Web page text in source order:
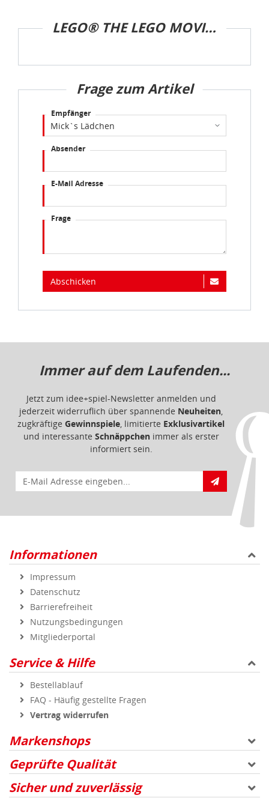
LEGO® THE LEGO MOVIE™ 2
Frage zum Artikel
Empfänger
Absender
E-Mail Adresse
Frage
Abschicken
Immer auf dem Laufenden...
Jetzt zum idee+spiel-Newsletter anmelden und
jederzeit widerruflich über spannende Neuheiten,
zugkräftige Gewinnspiele, limitierte Exklusivartikel
und interessante Schnäppchenimmer als erster
informiert sein.
E-Mail für Newsletteranmeldung
Informationen
Impressum
Datenschutz
Barrierefreiheit
Nutzungsbedingungen
Mitgliederportal
Service & Hilfe
Bestellablauf
FAQ - Häufig gestellte Fragen
Vertrag widerrufen
Markenshops
Geprüfte Qualität
Sicher und zuverlässig